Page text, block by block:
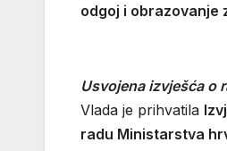
odgoj i obrazovanje
Usvojena izvješća o
Vlada je prihvatila
radu Ministarstva